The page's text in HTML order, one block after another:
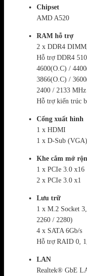
Chipset
AMD A520
RAM hỗ trợ
2 x DDR4
Hỗ trợ DDR4
4600(O.C) /
3866(O.C) /
2400 / 2133 MHz
Hỗ trợ kiến trúc
Cổng xuất hình
1 x HDMI
1 x D-Sub (VGA)
Khe cắm mở
1 x PCIe 3.0 x16
2 x PCIe 3.0 x1
Lưu trữ
1 x M.2 Socket
2260 / 2280)
4 x SATA 6Gb/s
Hỗ trợ RAID 0,
LAN
Realtek® GbE